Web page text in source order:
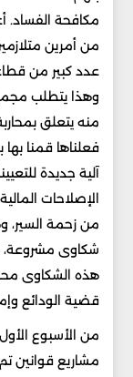
مكافحة الفساد.
من أمرين
عدد كبير من
وهذا يتطلب
منه يتعلق
فعلناها قمنا
آلية جديدة
الإصلاحات
من زحمة السير،
شكاوى مشروعة،
هذه الشكاوى
قضية الودائع
من الأسبوع
مشاريع قوانين